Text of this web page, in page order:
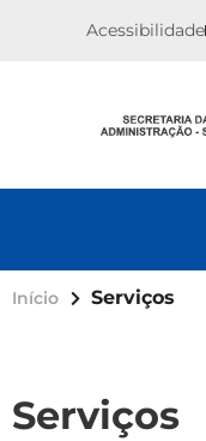
Acessibilidade
Início Serviços
Serviços